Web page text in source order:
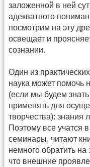
заложенной в ней
адекватного
посмотрим на эту
освещает и
сознании.
Один из
наука может помочь
(если мы будем
применять для
творчества): знания
Поэтому все учатся
семинары, читают
немного обратить
что внешние